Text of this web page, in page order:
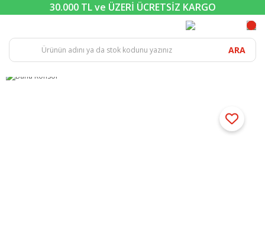
30.000 TL ve ÜZERİ ÜCRETSİZ KARGO
ARA